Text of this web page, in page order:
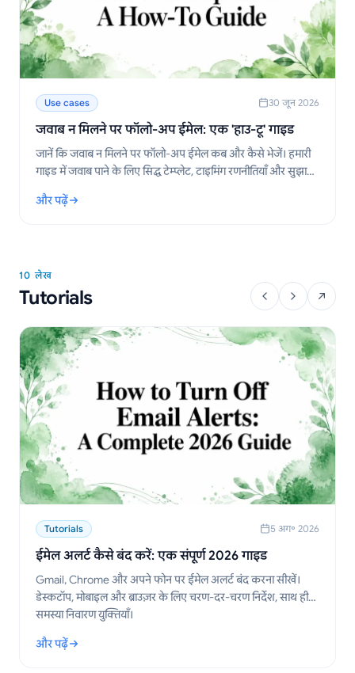
Use cases 30 जून 2026
जवाब न मिलने पर फॉलो-अप ईमेल: एक 'हाउ-टू' गाइड
जानें कि जवाब न मिलने पर फॉलो-अप ईमेल कब और कैसे भेजें। हमारी
गाइड में जवाब पाने के लिए सिद्ध टेम्प्लेट, टाइमिंग रणनीतियाँ और सुझाव
और पढ़ें
: जवाब न मिलने पर फॉलो-अप ईमेल: एक 'हाउ-टू' गाइड
10 लेख
Tutorials
Tutorials 5 अग॰ 2026
ईमेल अलर्ट कैसे बंद करें: एक संपूर्ण 2026 गाइड
Gmail, Chrome और अपने फोन पर ईमेल अलर्ट बंद करना सीखें।
डेस्कटॉप, मोबाइल और ब्राउज़र के लिए चरण-दर-चरण निर्देश, साथ ही
समस्या निवारण युक्तियाँ।
और पढ़ें
: ईमेल अलर्ट कैसे बंद करें: एक संपूर्ण 2026 गाइड